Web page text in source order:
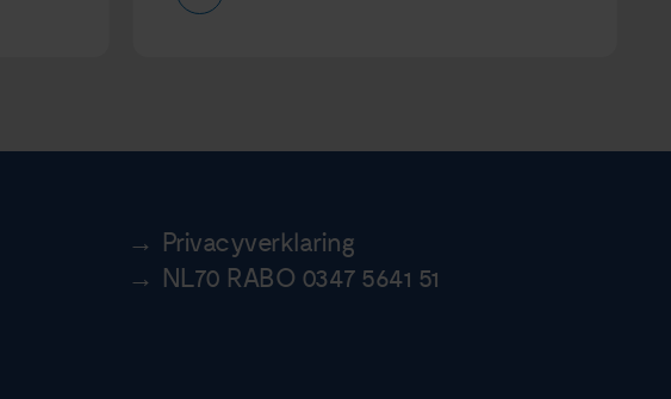
Privacyverklaring
NL70 RABO 0347 5641 51